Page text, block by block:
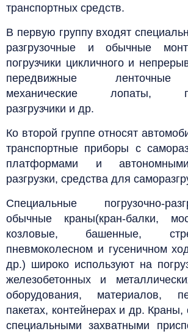
транспортных средств.
В первую группу входят
разгрузочные и обычные
погрузчики цикличного и
передвижные ленточные
механические лопаты,
разгрузчики и др.
Ко второй группе относят
транспортные приборы с
платформами и
разгрузки, средства для
Специальные погрузочно-
обычные краны(кран-балки,
козловые, башенные,
пневмоколесном и гусеничном
др.) широко используют на
железобетонных и
оборудования, материалов,
пакетах, контейнерах и др.
специальными захватными